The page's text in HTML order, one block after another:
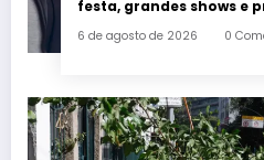
festa, grandes shows e
6 de agosto de 2026 0